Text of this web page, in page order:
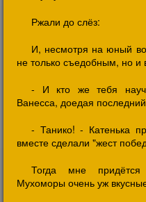
Ржали до слёз:
И, несмотря на юный
не только съедобным, но и
- И кто же тебя
Ванесса, доедая
- Танико! - Катенька
вместе сделали "жест
Тогда мне
Мухоморы очень уж